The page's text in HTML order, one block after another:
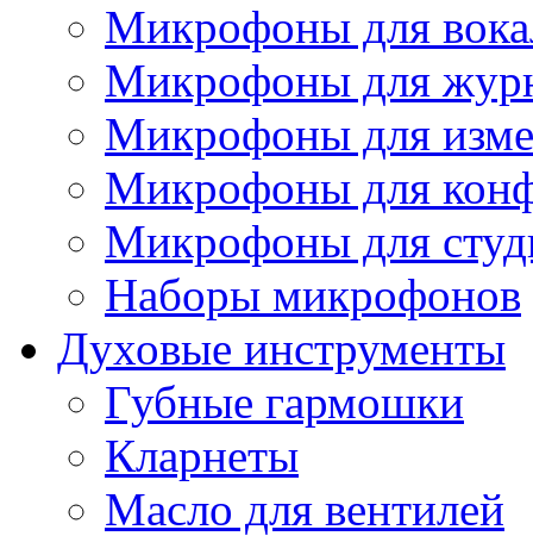
Микрофоны для
Микрофоны для
Микрофоны для
Микрофоны для
Микрофоны для
Наборы микрофонов
Духовые инструменты
Губные гармошки
Кларнеты
Масло для вентилей